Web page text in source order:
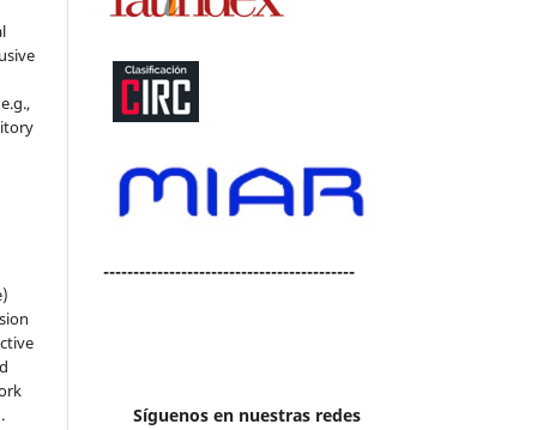
------------------------------------------
Síguenos en nuestras redes